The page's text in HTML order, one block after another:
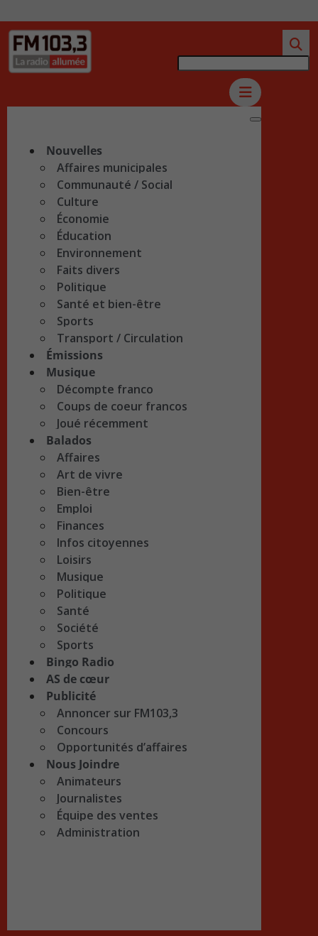
Nouvelles
Affaires municipales
Communauté / Social
Culture
Économie
Éducation
Environnement
Faits divers
Politique
Santé et bien-être
Sports
Transport / Circulation
Émissions
Musique
Décompte franco
Coups de coeur francos
Joué récemment
Balados
Affaires
Art de vivre
Bien-être
Emploi
Finances
Infos citoyennes
Loisirs
Musique
Politique
Santé
Société
Sports
Bingo Radio
AS de cœur
Publicité
Annoncer sur FM103,3
Concours
Opportunités d’affaires
Nous Joindre
Animateurs
Journalistes
Équipe des ventes
Administration